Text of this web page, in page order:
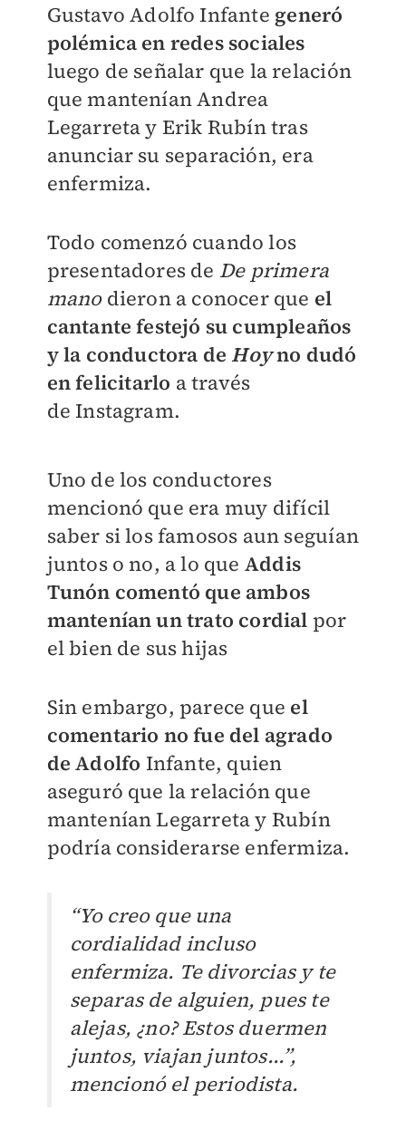
Gustavo Adolfo Infante generó
polémica en redes sociales
luego de señalar que la relación
que mantenían Andrea
Legarreta y Erik Rubín tras
anunciar su separación, era
enfermiza.
Todo comenzó cuando los
presentadores de De primera
manodieron a conocer que el
cantante festejó su cumpleaños
y la conductora de Hoyno dudó
en felicitarlo a través
de Instagram.
Uno de los conductores
mencionó que era muy difícil
saber si los famosos aun seguían
juntos o no, a lo que Addis
Tunón comentó que ambos
mantenían un trato cordial por
el bien de sus hijas
Sin embargo, parece que el
comentario no fue del agrado
de Adolfo Infante, quien
aseguró que la relación que
mantenían Legarreta y Rubín
podría considerarse enfermiza.
“Yo creo que una
cordialidad incluso
enfermiza. Te divorcias y te
separas de alguien, pues te
alejas, ¿no? Estos duermen
juntos, viajan juntos...”,
mencionó el periodista.